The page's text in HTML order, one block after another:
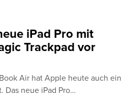
iPad Pro mit
Trackpad vor
Air hat Apple heute auch ein
Das neue iPad Pro…